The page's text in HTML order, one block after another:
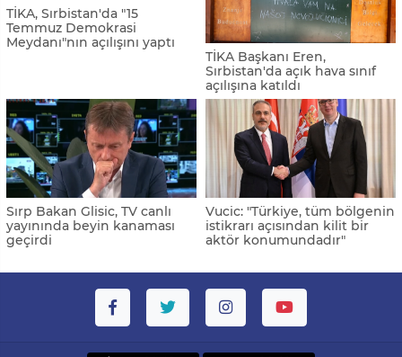
TİKA, Sırbistan'da "15
Temmuz Demokrasi
Meydanı"nın açılışını yaptı
TİKA Başkanı Eren,
Sırbistan'da açık hava sınıf
açılışına katıldı
Sırp Bakan Glisic, TV canlı
yayınında beyin kanaması
geçirdi
Vucic: "Türkiye, tüm bölgenin
istikrarı açısından kilit bir
aktör konumundadır"